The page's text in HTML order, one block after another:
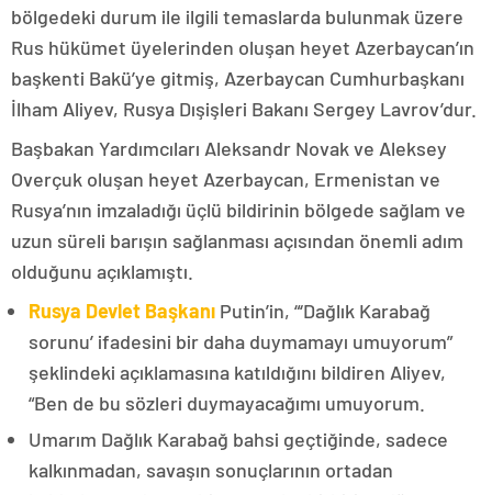
bölgedeki durum ile ilgili temaslarda bulunmak üzere
Rus hükümet üyelerinden oluşan heyet Azerbaycan’ın
başkenti Bakü’ye gitmiş, Azerbaycan Cumhurbaşkanı
İlham Aliyev, Rusya Dışişleri Bakanı Sergey Lavrov’dur.
Başbakan Yardımcıları Aleksandr Novak ve Aleksey
Overçuk oluşan heyet Azerbaycan, Ermenistan ve
Rusya’nın imzaladığı üçlü bildirinin bölgede sağlam ve
uzun süreli barışın sağlanması açısından önemli adım
olduğunu açıklamıştı.
Rusya Devlet Başkanı Putin’in, “‘Dağlık Karabağ
sorunu’ ifadesini bir daha duymamayı umuyorum”
şeklindeki açıklamasına katıldığını bildiren Aliyev,
“Ben de bu sözleri duymayacağımı umuyorum.
Umarım Dağlık Karabağ bahsi geçtiğinde, sadece
kalkınmadan, savaşın sonuçlarının ortadan